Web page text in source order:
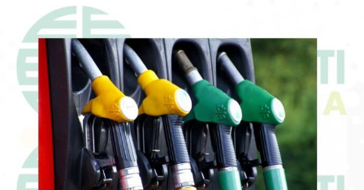
CATEGORIE SINDACALI
SERVIZI
GIOVEDÌ GASTRONOMICI
COMUNICATI E NEWS
CONTATTI